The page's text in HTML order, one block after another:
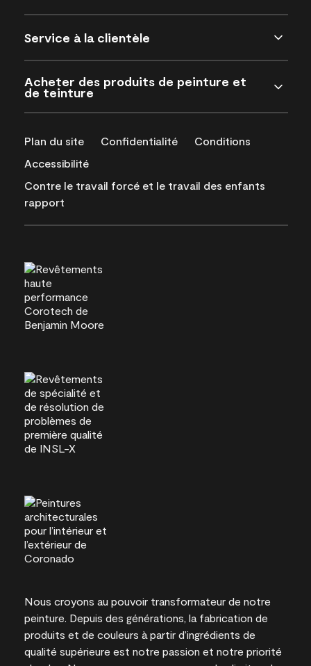
Service à la clientèle
Acheter des produits de peinture et
de teinture
Plan du site Confidentialité
Conditions
Accessibilité
Contre le travail forcé et le travail des enfants
rapport
Nous croyons au pouvoir transformateur de notre
peinture. Depuis des générations, la fabrication de
produits et de couleurs à partir d’ingrédients de
qualité supérieure est notre passion et notre priorité